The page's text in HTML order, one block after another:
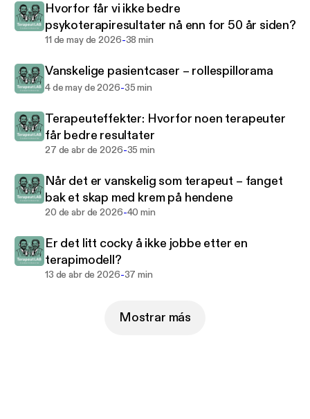
Hvorfor får vi ikke bedre
psykoterapiresultater nå enn for 50 år siden?
11 de may de 2026-38 min
Vanskelige pasientcaser – rollespillorama
4 de may de 2026-35 min
Terapeuteffekter: Hvorfor noen terapeuter
får bedre resultater
27 de abr de 2026-35 min
Når det er vanskelig som terapeut – fanget
bak et skap med krem på hendene
20 de abr de 2026-40 min
Er det litt cocky å ikke jobbe etter en
terapimodell?
13 de abr de 2026-37 min
Mostrar más